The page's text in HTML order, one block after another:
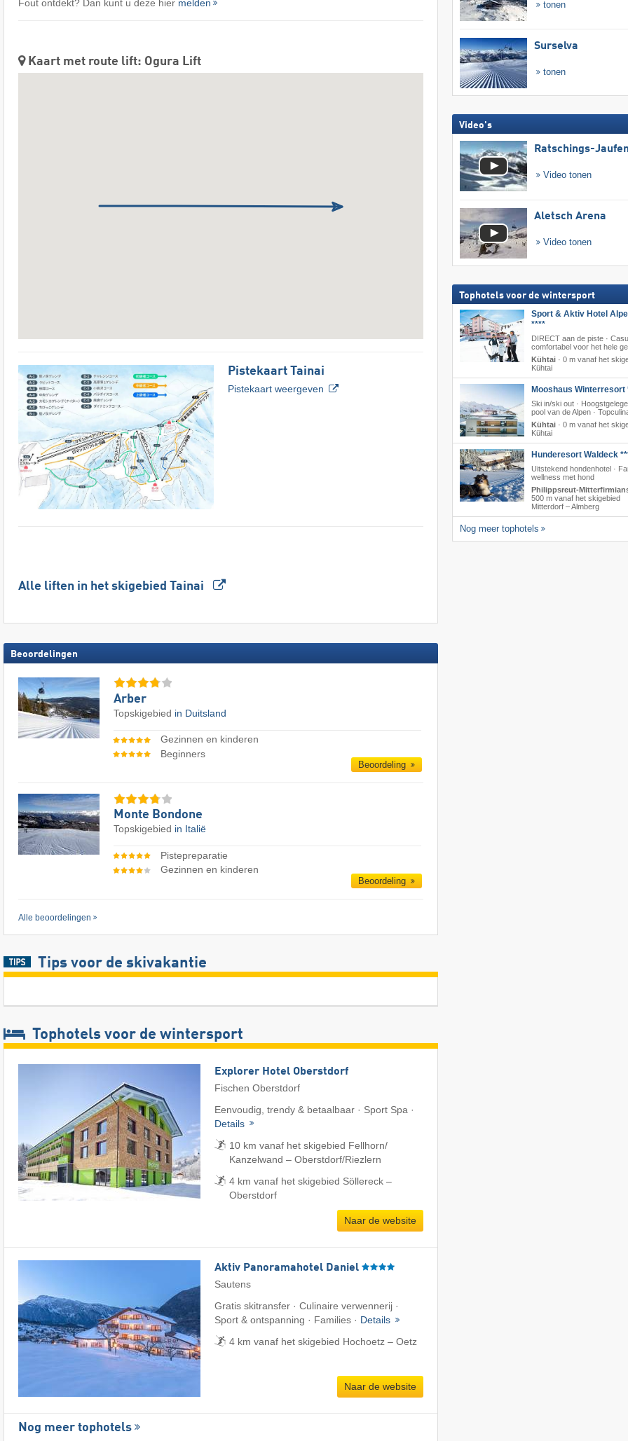
Fout ontdekt? Dan kunt u deze hier melden
Kaart met route lift: Ogura Lift
Pistekaart Tainai
Pistekaart weergeven
Alle liften in het skigebied Tainai
Beoordelingen
Arber
Topskigebied in Duitsland
Gezinnen en kinderen
Beginners
Beoordeling
Monte Bondone
Topskigebied in Italië
Pistepreparatie
Gezinnen en kinderen
Beoordeling
Alle beoordelingen
Tips voor de skivakantie
Tophotels voor de wintersport
Explorer Hotel Oberstdorf
Fischen Oberstdorf
Eenvoudig, trendy & betaalbaar · Sport Spa ·
Details
10 km vanaf het skigebied Fellhorn/​
Kanzelwand – Oberstdorf/​Riezlern
4 km vanaf het skigebied Söllereck –
Oberstdorf
Naar de website
Aktiv Panoramahotel Daniel
Sautens
Gratis skitransfer · Culinaire verwennerij ·
Sport & ontspanning · Families · Details
4 km vanaf het skigebied Hochoetz – Oetz
Naar de website
Nog meer tophotels
tonen
Surselva
tonen
Video's
Ratschings-
Video tonen
Aletsch Arena
Video tonen
Tophotels voor de wintersport
Sport & Aktiv Hotel
****
DIRECT aan de piste ·
comfortabel voor het hele
Kühtai· 0 m vanaf het
Kühtai
Mooshaus Winterresort
Ski in/ski out ·
pool van de Alpen ·
Kühtai· 0 m vanaf het
Kühtai
Hunderesort Waldeck
Uitstekend hondenhotel ·
wellness met hond
Philippsreut-
500 m vanaf het skigebied
Mitterdorf – Almberg
Nog meer tophotels